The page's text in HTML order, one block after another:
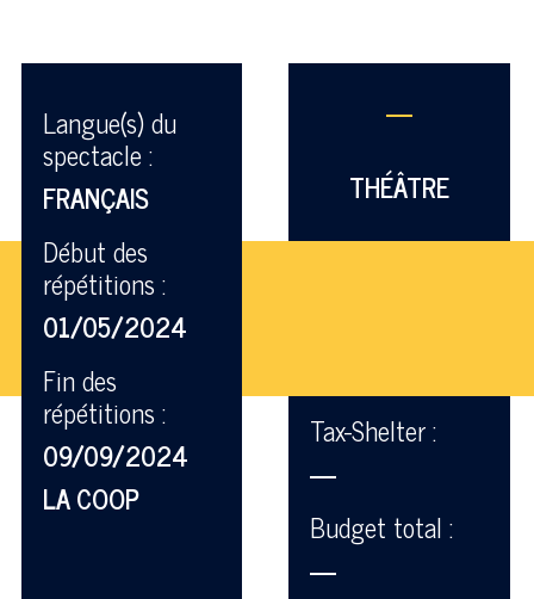
Langue(s) du
spectacle :
FRANÇAIS
Début des
répétitions :
01/05/2024
Fin des
répétitions :
09/09/2024
LA COOP
—
THÉÂTRE
Tax-Shelter :
—
Budget total :
—